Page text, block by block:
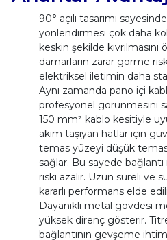
90° açılı tasarımı
yönlendirmesi çok daha
keskin şekilde
damarların zarar görme
elektriksel iletimin daha
Aynı zamanda pano içi
profesyonel görünmesini
150 mm² kablo kesitiyle
akım taşıyan hatlar için
temas yüzeyi düşük
sağlar. Bu sayede bağlantı
riski azalır. Uzun süreli ve
kararlı performans elde
Dayanıklı metal gövdesi
yüksek direnç gösterir.
bağlantının gevşeme